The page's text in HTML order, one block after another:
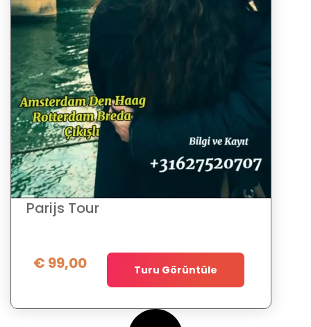
Parijs Tour
€ 99,00 Turu Görüntüle